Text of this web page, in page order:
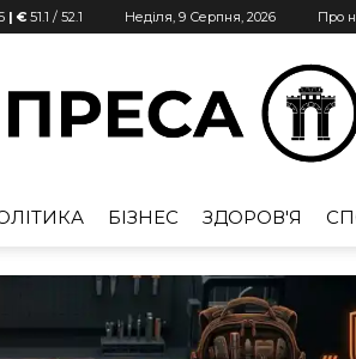
| € 51.1 / 52.1 Неділя, 9 Серпня, 2026 Про
БІЗНЕС ЗДОРОВ'Я